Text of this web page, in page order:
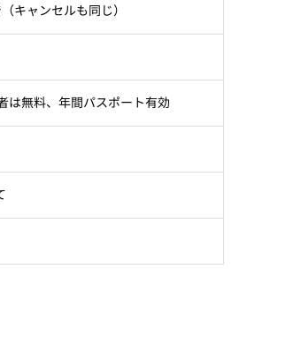
キャンセルも同じ）
は無料、年間パスポート有効